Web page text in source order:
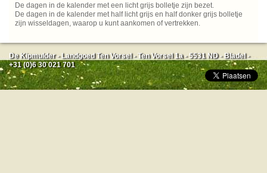
De dagen in de kalender met een licht grijs bolletje zijn bezet.
De dagen in de kalender met half licht grijs en half donker grijs bolletje
zijn wisseldagen, waarop u kunt aankomen of vertrekken.
De Kipmulder - Landgoed Ten Vorsel - Ten Vorsel 1a - 5531 ND - Bladel -
+31 (0)6 30 021 701